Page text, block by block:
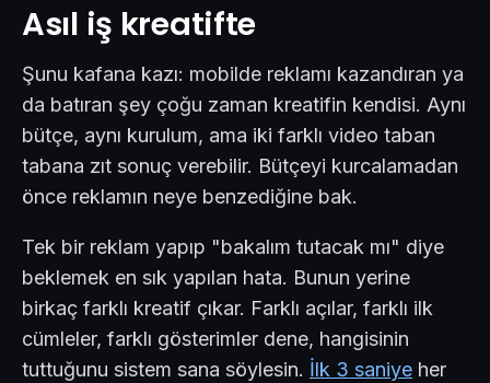
Asıl iş kreatifte
Şunu kafana kazı: mobilde reklamı kazandıran ya
da batıran şey çoğu zaman kreatifin kendisi. Aynı
bütçe, aynı kurulum, ama iki farklı video taban
tabana zıt sonuç verebilir. Bütçeyi kurcalamadan
önce reklamın neye benzediğine bak.
Tek bir reklam yapıp "bakalım tutacak mı" diye
beklemek en sık yapılan hata. Bunun yerine
birkaç farklı kreatif çıkar. Farklı açılar, farklı ilk
cümleler, farklı gösterimler dene, hangisinin
tuttuğunu sistem sana söylesin. İlk 3 saniye her